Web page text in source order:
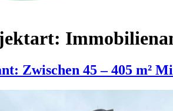
Zwischen 45 – 405 m²